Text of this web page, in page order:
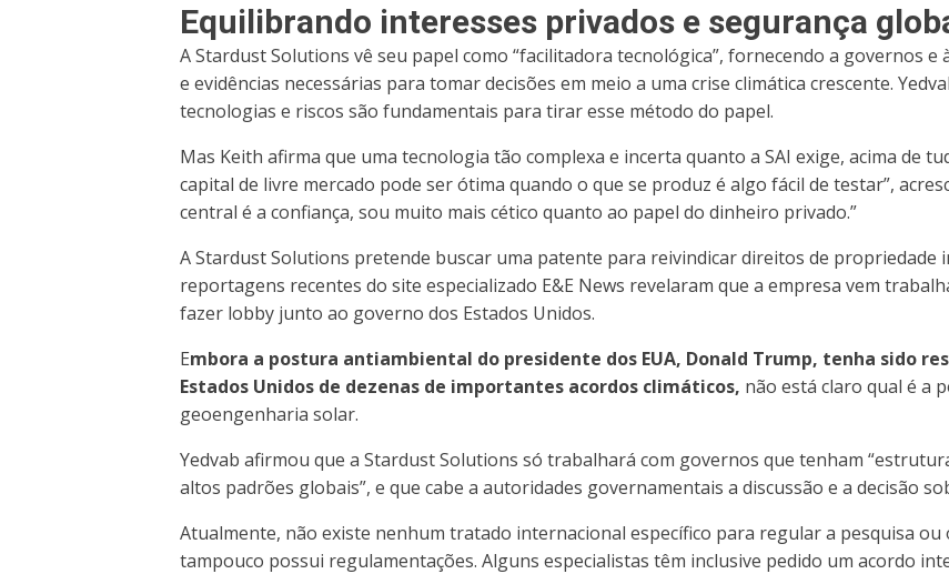
Equilibrando interesses privados e segurança
A Stardust Solutions vê seu papel como “facilitadora tecnológica”, fornecendo a governos
e evidências necessárias para tomar decisões em meio a uma crise climática crescente.
tecnologias e riscos são fundamentais para tirar esse método do papel.
Mas Keith afirma que uma tecnologia tão complexa e incerta quanto a SAI exige, acima de
capital de livre mercado pode ser ótima quando o que se produz é algo fácil de testar”,
central é a confiança, sou muito mais cético quanto ao papel do dinheiro privado.”
A Stardust Solutions pretende buscar uma patente para reivindicar direitos de propriedade
reportagens recentes do site especializado E&E News revelaram que a empresa vem
fazer lobby junto ao governo dos Estados Unidos.
Embora a postura antiambiental do presidente dos EUA, Donald Trump, tenha sido
Estados Unidos de dezenas de importantes acordos climáticos, não está claro qual é a
geoengenharia solar.
Yedvab afirmou que a Stardust Solutions só trabalhará com governos que tenham
altos padrões globais”, e que cabe a autoridades governamentais a discussão e a decisão
Atualmente, não existe nenhum tratado internacional específico para regular a pesquisa ou
tampouco possui regulamentações. Alguns especialistas têm inclusive pedido um acordo